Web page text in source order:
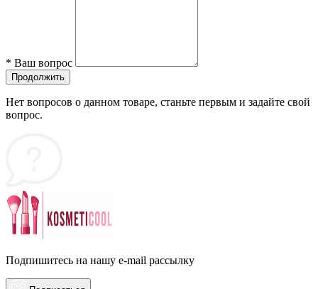
* Ваш вопрос
Продолжить
Нет вопросов о данном товаре, станьте первым и задайте свой
вопрос.
Подпишитесь на нашу e-mail рассылку